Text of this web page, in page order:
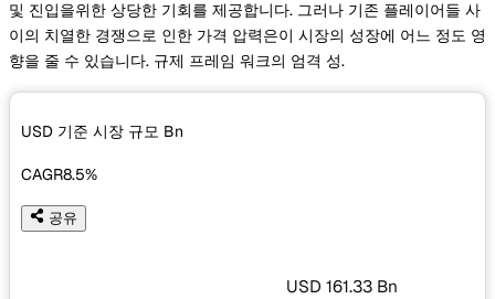
및 진입을위한 상당한 기회를 제공합니다. 그러나 기존 플레이어들 사
이의 치열한 경쟁으로 인한 가격 압력은이 시장의 성장에 어느 정도 영
향을 줄 수 있습니다. 규제 프레임 워크의 엄격 성.
USD 기준 시장 규모 Bn
CAGR8.5%
공유
USD 161.33 Bn